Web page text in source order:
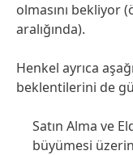
olmasını bekliyor
aralığında).
Henkel ayrıca
beklentilerini de
Satın Alma ve
büyümesi